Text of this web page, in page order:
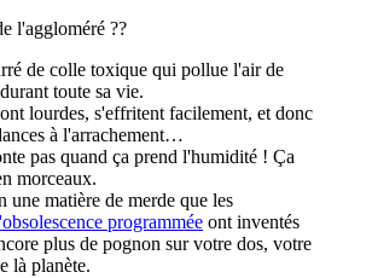
l'aggloméré ??
de colle toxique qui pollue l'air de
toute sa vie.
lourdes, s'effritent facilement, et donc
à l'arrachement…
pas quand ça prend l'humidité ! Ça
morceaux.
une matière de merde que les
programmée ont inventés
plus de pognon sur votre dos, votre
là planète.